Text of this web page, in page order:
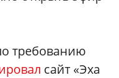
требованию
сайт «Эха